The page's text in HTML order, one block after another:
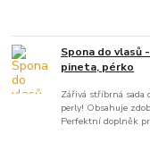
Spona do vlasů
pineta, pérko
Zářivá stříbrná sada
perly! Obsahuje
Perfektní doplněk